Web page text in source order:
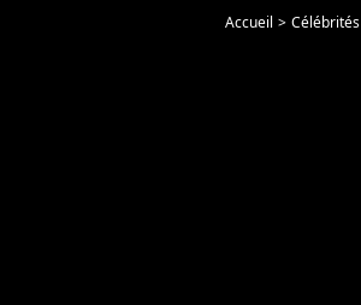
Accueil Célébrités